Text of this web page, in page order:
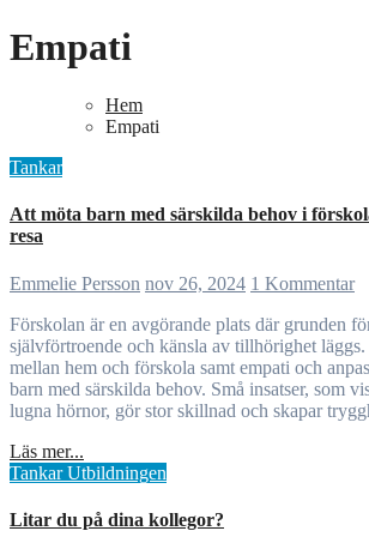
Empati
Hem
Empati
Tankar
Att möta barn med särskilda behov i
resa
Emmelie Persson nov 26, 2024 1 Kommentar
Förskolan är en avgörande plats där grunden för barns
självförtroende och känsla av tillhörighet läggs.
mellan hem och förskola samt empati och
barn med särskilda behov. Små insatser, som
lugna hörnor, gör stor skillnad och skapar
Läs mer...
TankarUtbildningen
Litar du på dina kollegor?